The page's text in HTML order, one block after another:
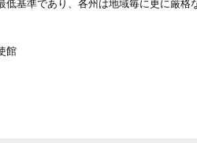
低基準であり、各州は地域毎に更に厳格
館